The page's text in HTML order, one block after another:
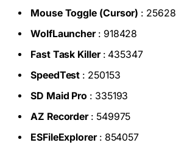
Mouse Toggle (Cursor) : 25628
WolfLauncher: 918428
Fast Task Killer : 435347
SpeedTest : 250153
SD Maid Pro : 335193
AZ Recorder : 549975
ESFileExplorer : 854057